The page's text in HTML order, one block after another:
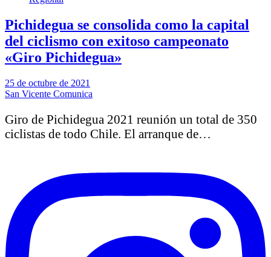
Pichidegua se consolida como la capital
del ciclismo con exitoso campeonato
«Giro Pichidegua»
25 de octubre de 2021
San Vicente Comunica
Giro de Pichidegua 2021 reunión un total de 350
ciclistas de todo Chile. El arranque de…